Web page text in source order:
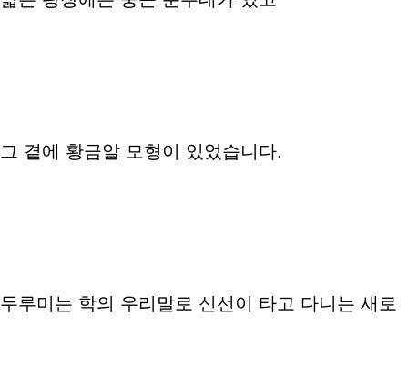
그 곁에 황금알 모형이 있었습니다.
두루미는 학의 우리말로 신선이 타고 다니는 새로